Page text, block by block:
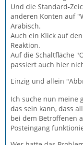
Und die Standard-
anderen Konten auf
Arabisch.
Auch ein Klick auf
Reaktion.
Auf die Schaltfläche
passiert auch hier
Einzig und allein
Ich suche nun meine
das sein kann, dass
bei dem Betroffenen
Posteingang